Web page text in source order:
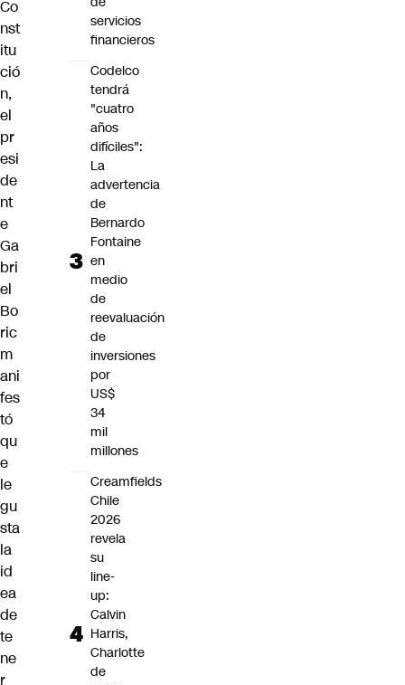
Co
nst
itu
ció
n,
el
pr
esi
de
nt
e
Ga
bri
el
Bo
ric
m
ani
fes
tó
qu
e
le
gu
sta
la
id
ea
de
te
ne
r
servicios
financieros
Codelco
tendrá
"cuatro
años
difíciles":
La
advertencia
de
Bernardo
Fontaine
en
medio
de
reevaluación
de
inversiones
por
US$
34
mil
millones
Creamfields
Chile
2026
revela
su
line-
up:
Calvin
Harris,
Charlotte
de